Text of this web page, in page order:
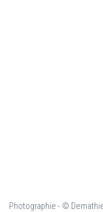
Photographie - ©